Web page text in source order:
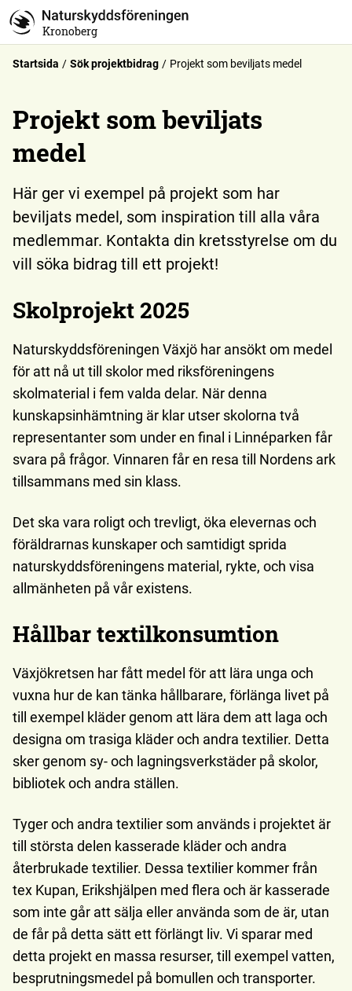
Kronoberg
Startsida Sök projektbidrag Projekt som beviljats medel
Projekt som beviljats
medel
Här ger vi exempel på projekt som har
beviljats medel, som inspiration till alla våra
medlemmar. Kontakta din kretsstyrelse om du
vill söka bidrag till ett projekt!
Skolprojekt 2025
Naturskyddsföreningen Växjö har ansökt om medel
för att nå ut till skolor med riksföreningens
skolmaterial i fem valda delar. När denna
kunskapsinhämtning är klar utser skolorna två
representanter som under en final i Linnéparken får
svara på frågor. Vinnaren får en resa till Nordens ark
tillsammans med sin klass.
Det ska vara roligt och trevligt, öka elevernas och
föräldrarnas kunskaper och samtidigt sprida
naturskyddsföreningens material, rykte, och visa
allmänheten på vår existens.
Hållbar textilkonsumtion
Växjökretsen har fått medel för att lära unga och
vuxna hur de kan tänka hållbarare, förlänga livet på
till exempel kläder genom att lära dem att laga och
designa om trasiga kläder och andra textilier. Detta
sker genom sy- och lagningsverkstäder på skolor,
bibliotek och andra ställen.
Tyger och andra textilier som används i projektet är
till största delen kasserade kläder och andra
återbrukade textilier. Dessa textilier kommer från
tex Kupan, Erikshjälpen med flera och är kasserade
som inte går att sälja eller använda som de är, utan
de får på detta sätt ett förlängt liv. Vi sparar med
detta projekt en massa resurser, till exempel vatten,
besprutningsmedel på bomullen och transporter.